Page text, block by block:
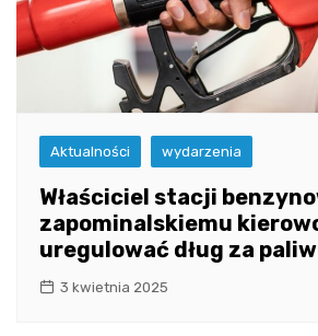
Aktualności wydarzenia
Właściciel stacji
zapominalskiemu
uregulować dług za
3 kwietnia 2025